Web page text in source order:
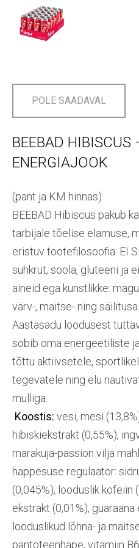
POLE SAADAVAL
BEEBAD HIBISCUS
ENERGIAJOOK
(pant ja KM hinnas)
BEEBAD Hibiscus pakub
tarbijale tõelise elamuse,
eristuv tootefilosoofia: EI
suhkrut, soola, gluteeni ja
aineid ega kunstlikke:
värv-, maitse- ning
Aastasadu loodusest
sobib oma energeetiliste
tõttu aktiivsetele,
tegevatele ning elu
mulliga.
Koostis: vesi, mesi
hibiskiekstrakt (0,55%),
marakuja-passion vilja
happesuse regulaator:
(0,045%), looduslik kofeiin
ekstrakt (0,01%), guaraana
looduslikud lõhna- ja
pantoteenhape, vitamiin